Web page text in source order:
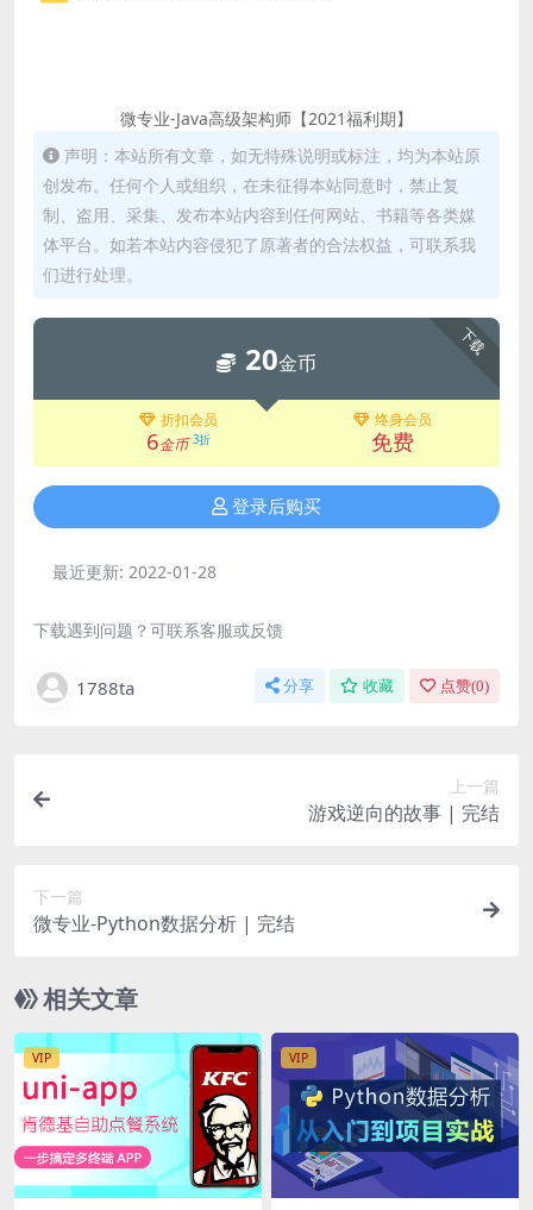
微专业-Java高级架构师【2021福利期】
声明：本站所有文章，如无特殊说明或标注，均为本站原
创发布。任何个人或组织，在未征得本站同意时，禁止复
制、盗用、采集、发布本站内容到任何网站、书籍等各类媒
体平台。如若本站内容侵犯了原著者的合法权益，可联系我
们进行处理。
下载
20金币
折扣会员
6金币 3折
终身会员
免费
登录后购买
最近更新: 2022-01-28
下载遇到问题？可联系客服或反馈
1788ta 分享 收藏 点赞(0)
上一篇
游戏逆向的故事 | 完结
下一篇
微专业-Python数据分析 | 完结
相关文章
VIP VIP